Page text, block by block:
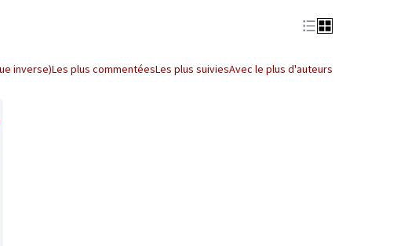
inverse)Les plus commentéesLes plus suiviesAvec le plus d'auteurs